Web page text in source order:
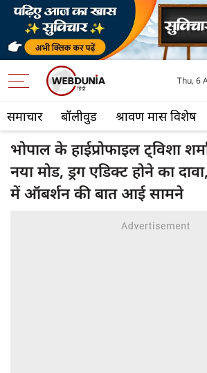
समाचार बॉलीवुड श्रावण मास विशेष
Thu, 6
भोपाल के हाईप्रोफाइल ट्विशा
नया मोड, ड्रग एडिक्ट होने का
में ऑबर्शन की बात आई सामने